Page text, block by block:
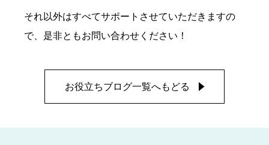
それ以外はすべてサポートさせていただきますの
で、是非ともお問い合わせください！
お役立ちブログ一覧へもどる